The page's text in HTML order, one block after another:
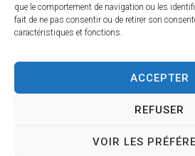
que le comportement de navigation ou les
fait de ne pas consentir ou de retirer son
caractéristiques et fonctions.
ACCEPTER
REFUSER
VOIR LES
des temps
parents,
une restauration
scolaire adaptée
aux tout-petits.